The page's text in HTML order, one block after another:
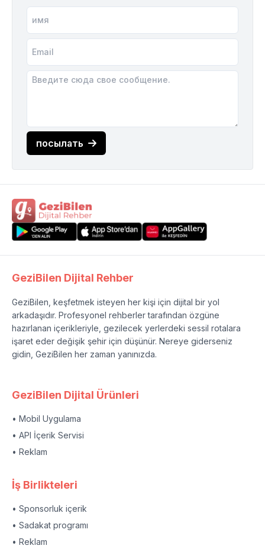
посылать
GeziBilen Dijital Rehber
GeziBilen, keşfetmek isteyen her kişi için dijital bir yol
arkadaşıdır. Profesyonel rehberler tarafından özgüne
hazırlanan içerikleriyle, gezilecek yerlerdeki sessil rotalara
işaret eder değişik şehir için düşünür. Nereye giderseniz
gidin, GeziBilen her zaman yanınızda.
GeziBilen Dijital Ürünleri
• Mobil Uygulama
• API İçerik Servisi
• Reklam
İş Birlikteleri
• Sponsorluk içerik
• Sadakat programı
• Reklam